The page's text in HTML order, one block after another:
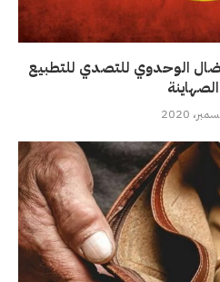
الوحدوي للتصدي للتطبيع